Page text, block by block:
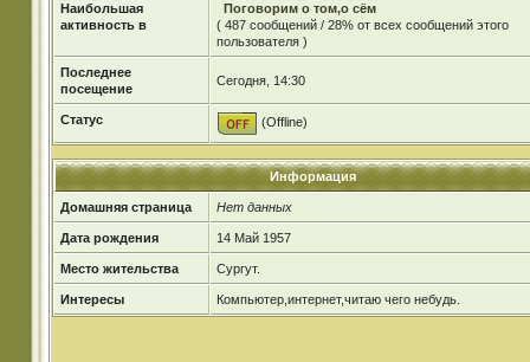
Наибольшая
активность в
Поговорим о том,о сём
( 487 сообщений / 28% от всех сообщений этого
пользователя )
Последнее
посещение
Сегодня, 14:30
Статус (Offline)
Информация
Домашняя страница Нет данных
Дата рождения 14 Май 1957
Место жительства Cургут.
Интересы Компьютер,интернет,читаю чего небудь.